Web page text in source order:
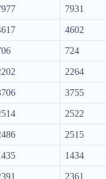
7931
4602
724
2264
3755
2522
2515
1434
2361